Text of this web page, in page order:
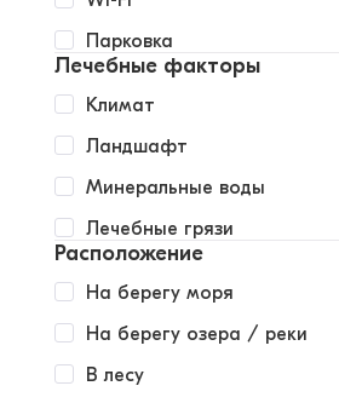
Парковка
Лечебные факторы
Климат
Ландшафт
Минеральные воды
Лечебные грязи
Расположение
На берегу моря
На берегу озера / реки
В лесу